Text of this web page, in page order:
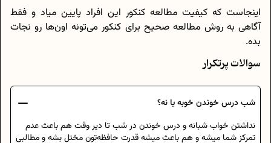
اینجاست که کیفیت مطالعه کنکور این افراد پایین میاد و فقط
آگاهی به روش مطالعه صحیح برای کنکور می‌تونه اون‌ها رو نجات
بده.
سوالات پرتکرار
شب درس خوندن خوبه یا نه؟
نداشتن خواب شبانه و درس خوندن در شب تا دیر وقت هم باعث عدم
تمرکز شما میشه و هم باعث میشه قدرت حافظه‌تون مختل بشه و مطالبی